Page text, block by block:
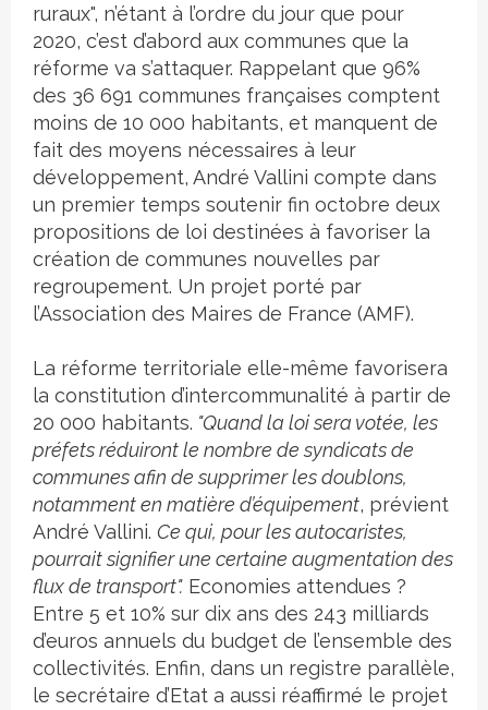
ruraux", n’étant à l’ordre du jour que pour
2020, c’est d’abord aux communes que la
réforme va s’attaquer. Rappelant que 96%
des 36 691 communes françaises comptent
moins de 10 000 habitants, et manquent de
fait des moyens nécessaires à leur
développement, André Vallini compte dans
un premier temps soutenir fin octobre deux
propositions de loi destinées à favoriser la
création de communes nouvelles par
regroupement. Un projet porté par
l’Association des Maires de France (AMF).
La réforme territoriale elle-même favorisera
la constitution d’intercommunalité à partir de
20 000 habitants. "Quand la loi sera votée, les
préfets réduiront le nombre de syndicats de
communes afin de supprimer les doublons,
notamment en matière d’équipement, prévient
André Vallini. Ce qui, pour les autocaristes,
pourrait signifier une certaine augmentation des
flux de transport". Economies attendues ?
Entre 5 et 10% sur dix ans des 243 milliards
d’euros annuels du budget de l’ensemble des
collectivités. Enfin, dans un registre parallèle,
le secrétaire d’Etat a aussi réaffirmé le projet